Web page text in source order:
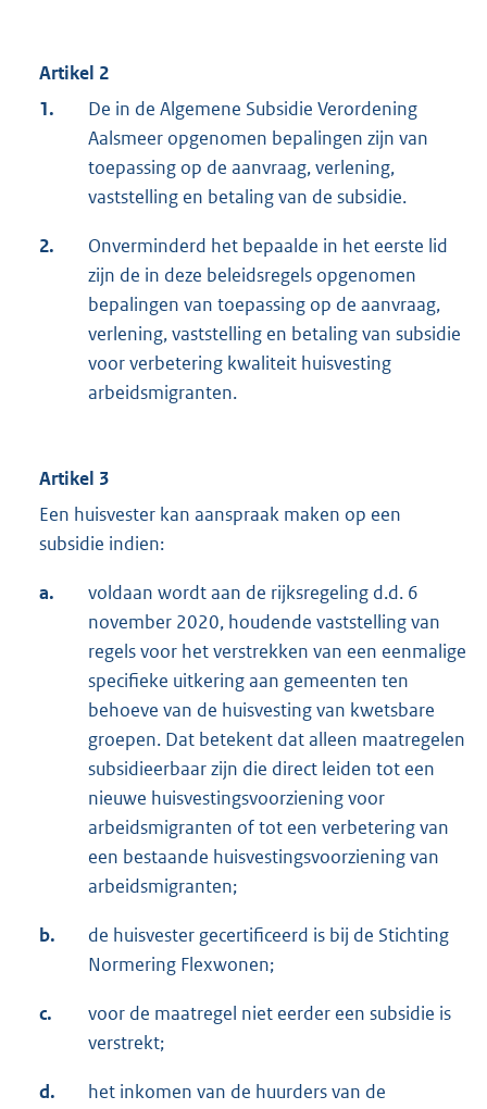
Artikel 2
1.
De in de Algemene Subsidie Verordening
Aalsmeer opgenomen bepalingen zijn van
toepassing op de aanvraag, verlening,
vaststelling en betaling van de subsidie.
2.
Onverminderd het bepaalde in het eerste lid
zijn de in deze beleidsregels opgenomen
bepalingen van toepassing op de aanvraag,
verlening, vaststelling en betaling van subsidie
voor verbetering kwaliteit huisvesting
arbeidsmigranten.
Artikel 3
Een huisvester kan aanspraak maken op een
subsidie indien:
a.
voldaan wordt aan de rijksregeling d.d. 6
november 2020, houdende vaststelling van
regels voor het verstrekken van een eenmalige
specifieke uitkering aan gemeenten ten
behoeve van de huisvesting van kwetsbare
groepen. Dat betekent dat alleen maatregelen
subsidieerbaar zijn die direct leiden tot een
nieuwe huisvestingsvoorziening voor
arbeidsmigranten of tot een verbetering van
een bestaande huisvestingsvoorziening van
arbeidsmigranten;
b.
de huisvester gecertificeerd is bij de Stichting
Normering Flexwonen;
c.
voor de maatregel niet eerder een subsidie is
verstrekt;
d.
het inkomen van de huurders van de